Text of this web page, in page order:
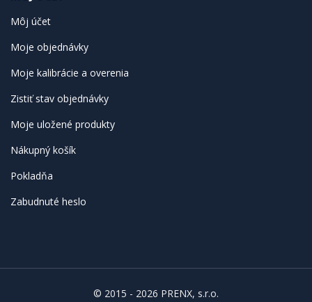
Môj účet
Moje objednávky
Moje kalibrácie a overenia
Zistiť stav objednávky
Moje uložené produkty
Nákupný košík
Pokladňa
Zabudnuté heslo
© 2015 - 2026 PRENX, s.r.o.